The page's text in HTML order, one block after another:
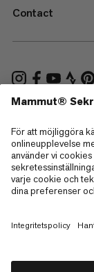
Contact
—
Sitemap
Cookies
Juridisk information